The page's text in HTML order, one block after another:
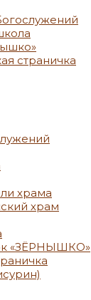
страничка
храма
храм
«ЗЁРНЫШКО»